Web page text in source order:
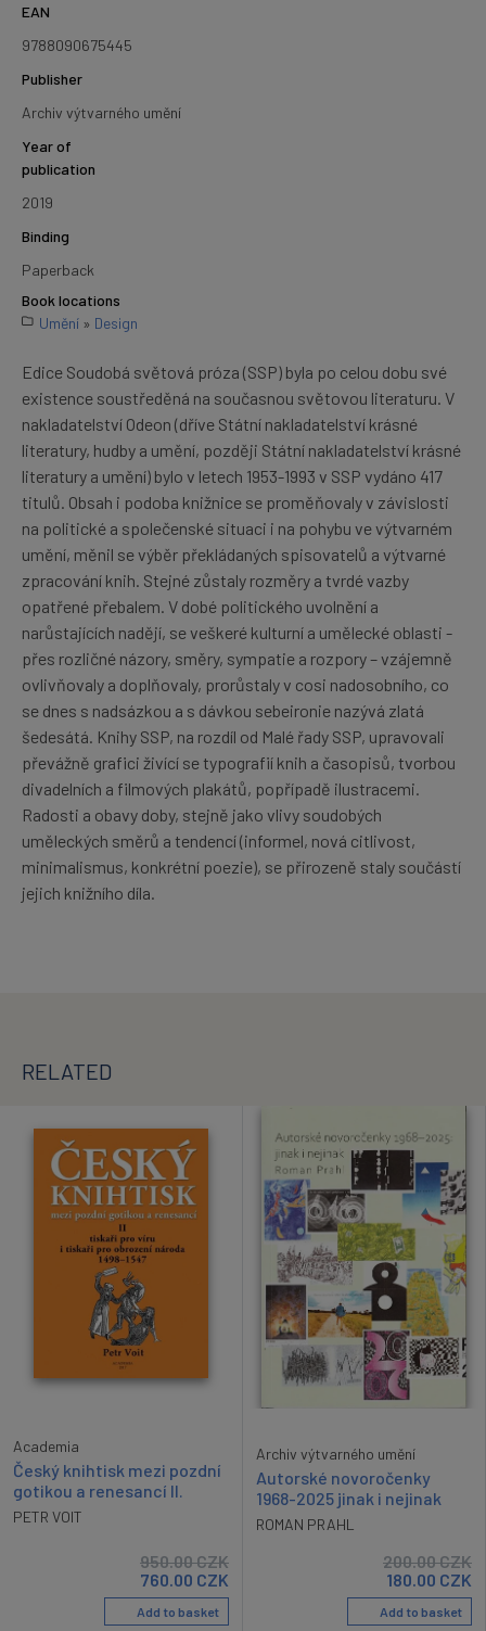
EAN
9788090675445
Publisher
Archiv výtvarného umění
Year of
publication
2019
Binding
Paperback
Book locations
Umění » Design
Edice Soudobá světová próza (SSP) byla po celou dobu své
existence soustředěná na současnou světovou literaturu. V
nakladatelství Odeon (dříve Státní nakladatelství krásné
literatury, hudby a umění, později Státní nakladatelství krásné
literatury a umění) bylo v letech 1953-1993 v SSP vydáno 417
titulů. Obsah i podoba knižnice se proměňovaly v závislosti
na politické a společenské situaci i na pohybu ve výtvarném
umění, měnil se výběr překládaných spisovatelů a výtvarné
zpracování knih. Stejné zůstaly rozměry a tvrdé vazby
opatřené přebalem. V dobé politického uvolnění a
narůstajících nadějí, se veškeré kulturní a umělecké oblasti -
přes rozličné názory, směry, sympatie a rozpory – vzájemně
ovlivňovaly a doplňovaly, prorůstaly v cosi nadosobního, co
se dnes s nadsázkou a s dávkou sebeironie nazývá zlatá
šedesátá. Knihy SSP, na rozdíl od Malé řady SSP, upravovali
převážně grafici živící se typografií knih a časopisů, tvorbou
divadelních a filmových plakátů, popřípadě ilustracemi.
Radosti a obavy doby, stejně jako vlivy soudobých
uměleckých směrů a tendencí (informel, nová citlivost,
minimalismus, konkrétní poezie), se přirozeně staly součástí
jejich knižního díla.
RELATED
Academia
Český knihtisk mezi pozdní
gotikou a renesancí II.
PETR VOIT
950.00CZK
760.00 CZK
Add to basket
Archiv výtvarného umění
Autorské novoročenky
1968-2025 jinak i nejinak
ROMAN PRAHL
200.00CZK
180.00 CZK
Add to basket